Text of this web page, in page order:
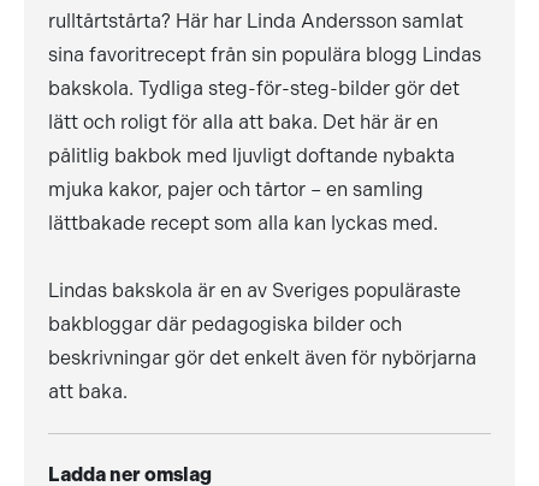
rulltårtstårta? Här har Linda Andersson samlat
sina favoritrecept från sin populära blogg Lindas
bakskola. Tydliga steg-för-steg-bilder gör det
lätt och roligt för alla att baka. Det här är en
pålitlig bakbok med ljuvligt doftande nybakta
mjuka kakor, pajer och tårtor – en samling
lättbakade recept som alla kan lyckas med.
Lindas bakskola är en av Sveriges populäraste
bakbloggar där pedagogiska bilder och
beskrivningar gör det enkelt även för nybörjarna
att baka.
Ladda ner omslag